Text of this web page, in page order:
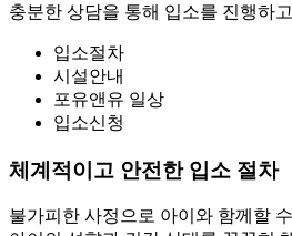
충분한 상담을 통해 입소를 진행하
입소절차
시설안내
포유앤유 일상
입소신청
체계적이고 안전한 입소 절차
불가피한 사정으로 아이와 함께할